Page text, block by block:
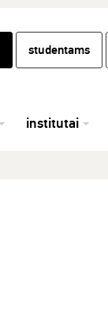
studentams
institutai